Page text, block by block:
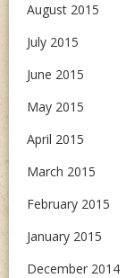
August 2015
July 2015
June 2015
May 2015
April 2015
March 2015
February 2015
January 2015
December 2014